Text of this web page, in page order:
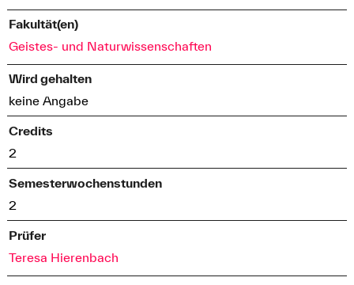
Fakultät(en)
Geistes- und Naturwissenschaften
Wird gehalten
keine Angabe
Credits
2
Semesterwochenstunden
2
Prüfer
Teresa Hierenbach